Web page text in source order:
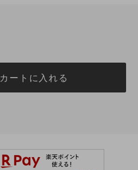
カートに入れる